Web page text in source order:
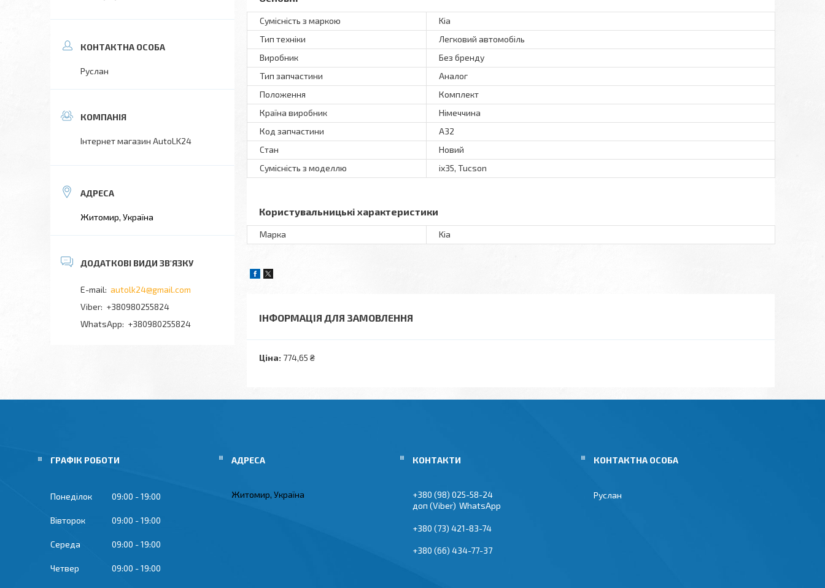
Сумісність з маркою
Kia
Тип техніки
Легковий автомобіль
Виробник
Без бренду
Тип запчастини
Аналог
Положення
Комплект
Країна виробник
Німеччина
Код запчастини
A32
Стан
Новий
Сумісність з моделлю
ix35, Tucson
Користувальницькі характеристики
Марка Kia
ІНФОРМАЦІЯ ДЛЯ ЗАМОВЛЕННЯ
Ціна: 774,65 ₴
Руслан
Інтернет магазин AutoLK24
Житомир, Україна
autolk24@gmail.com
+380980255824
+380980255824
ГРАФІК РОБОТИ
Понеділок 09:00 19:00
Вівторок 09:00 19:00
Середа 09:00 19:00
Четвер 09:00 19:00
Житомир, Україна
+380 (98) 025-58-24
Viber WhatsApp
+380 (73) 421-83-74
+380 (66) 434-77-37
Руслан